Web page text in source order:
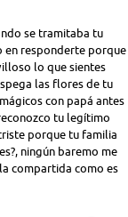
se tramitaba tu
en responderte porque
lo que sientes
las flores de tu
con papá antes
tu legítimo
porque tu familia
ningún baremo me
compartida como es